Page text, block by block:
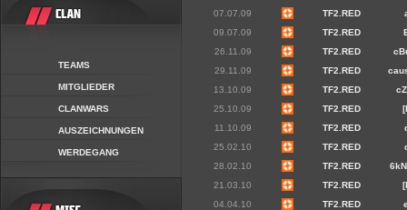
TEAMS
MITGLIEDER
CLANWARS
AUSZEICHNUNGEN
WERDEGANG
07.07.09
TF2.RED
09.07.09
TF2.RED
26.11.09
TF2.RED
29.11.09
TF2.RED
13.10.09
TF2.RED
25.10.09
TF2.RED
11.10.09
TF2.RED
25.02.10
TF2.RED
28.02.10
TF2.RED
21.03.10
TF2.RED
04.04.10
TF2.RED